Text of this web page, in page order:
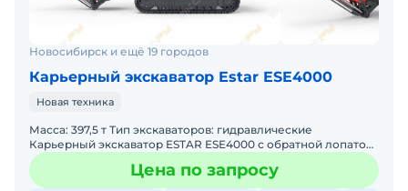
Новосибирск и ещё 19 городов
Карьерный экскаватор Estar ESE4000
Новая техника
Масса: 397,5 т Тип экскаваторов: гидравлические
Карьерный экскаватор ESTAR ESE4000 с обратной лопатой!
• Мощность: Двигатель 1 491 кВт • Производительность:
Цена по запросу